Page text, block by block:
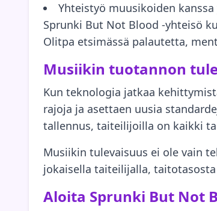
Yhteistyö muusikoiden
Sprunki But Not Blood -yhteisö
Olitpa etsimässä palautetta,
Musiikin tuotannon
Kun teknologia jatkaa
rajoja ja asettaen uusia
tallennus, taiteilijoilla on kaikki
Musiikin tulevaisuus ei ole vain
jokaisella taiteilijalla,
Aloita Sprunki But Not